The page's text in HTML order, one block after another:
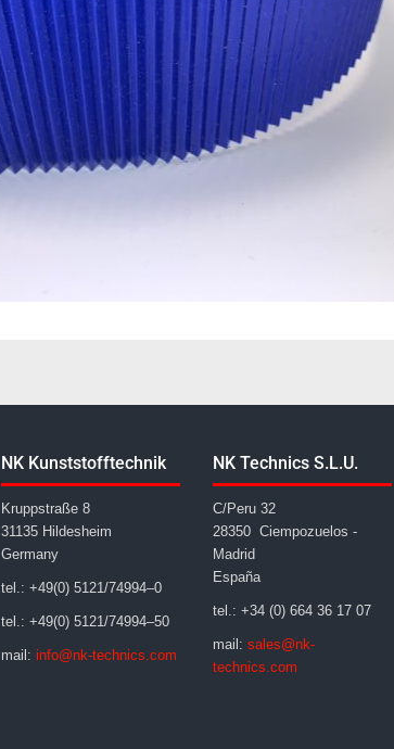
NK Kunststofftechnik
Kruppstraße 8
31135 Hildesheim
Germany
tel.: +49(0) 5121/74994–0
tel.: +49(0) 5121/74994–50
mail: info@nk-technics.com
NK Technics S.L.U.
C/Peru 32
28350 Ciempozuelos -
Madrid
España
tel.: +34 (0) 664 36 17 07
mail: sales@nk-
technics.com